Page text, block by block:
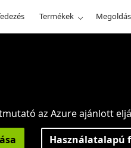
Termékek
az Azure ajánlott
Használatalapú